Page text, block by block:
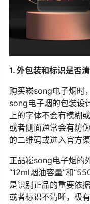
1. 外包装和标识是否
购买崧song电子烟时
song电子烟的包装设
上的字体不会有模糊
或者侧面通常会有防
的二维码或进入官方
正品崧song电子烟的
“12ml烟油容量”和
是识别正品的重要依
或者标识不清晰，极